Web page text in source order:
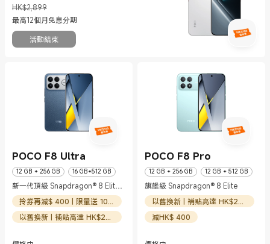
HK$2,899
最高12個月免息分期
活動結束
POCO F8 Ultra
12 GB + 256 GB 16 GB+512 GB
新一代頂級 Snapdragon® 8 Elite
Gen 5
拎券再減$ 400 | 限量送 100超市券
以舊換新 | 補貼高達 HK$200
POCO F8 Pro
12 GB + 256 GB 12 GB + 512 GB
旗艦級 Snapdragon® 8 Elite
以舊換新 | 補貼高達 HK$200
減HK$ 400